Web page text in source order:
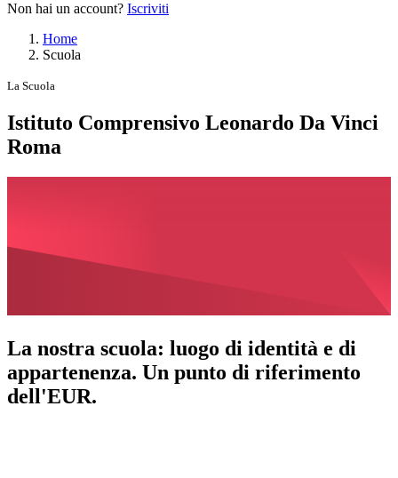
Non hai un account? Iscriviti
Home
Scuola
La Scuola
Istituto Comprensivo Leonardo Da Vinci
Roma
La nostra scuola: luogo di identità e di
appartenenza. Un punto di riferimento
dell'EUR.